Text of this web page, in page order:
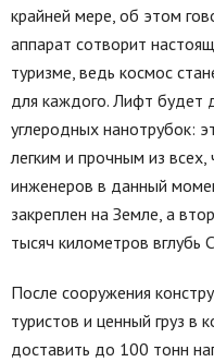
крайней мере, об этом
аппарат сотворит
туризме, ведь космос
для каждого. Лифт будет
углеродных нанотрубок:
легким и прочным из
инженеров в данный
закреплен на Земле, а
тысяч километров вглубь
После сооружения
туристов и ценный груз в
доставить до 100 тонн